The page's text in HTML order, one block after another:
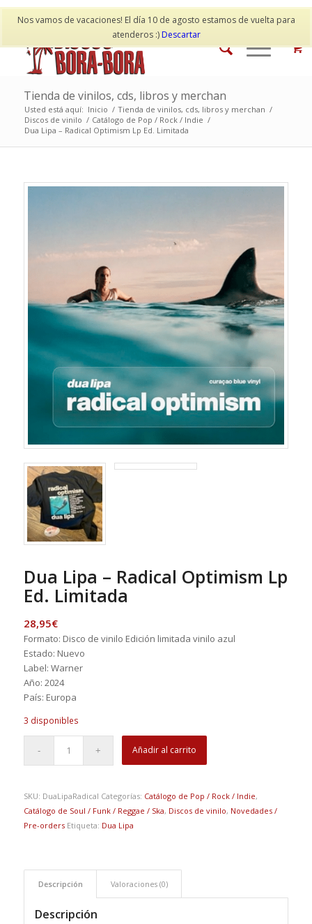
Nos vamos de vacaciones! El día 10 de agosto estamos de vuelta para
atenderos :)Descartar
Mi cuenta Contacto
Tienda de vinilos, cds, libros y merchan
Usted está aquí: Inicio / Tienda de vinilos, cds, libros y merchan /
Discos de vinilo / Catálogo de Pop / Rock / Indie /
Dua Lipa – Radical Optimism Lp Ed. Limitada
Dua Lipa – Radical Optimism Lp
Ed. Limitada
28,95€
Formato: Disco de vinilo Edición limitada vinilo azul
Estado: Nuevo
Label: Warner
Año: 2024
País: Europa
3 disponibles
Añadir al carrito
SKU: DuaLipaRadical Categorías: Catálogo de Pop / Rock / Indie,
Catálogo de Soul / Funk / Reggae / Ska, Discos de vinilo, Novedades /
Pre-orders Etiqueta: Dua Lipa
Descripción Valoraciones (0)
Descripción